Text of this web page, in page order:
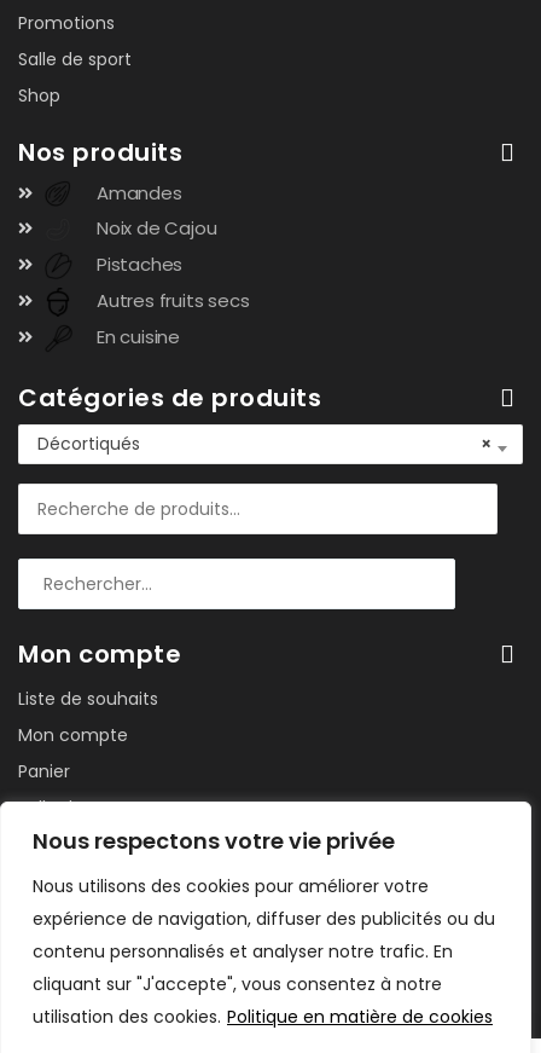
Nous respectons votre vie privée
Nous utilisons des cookies pour améliorer votre
expérience de navigation, diffuser des publicités ou du
contenu personnalisés et analyser notre trafic. En
cliquant sur "J'accepte", vous consentez à notre
utilisation des cookies. Politique en matière de cookies
Promotions
Salle de sport
Shop
Nos produits
Amandes
Noix de Cajou
Pistaches
Autres fruits secs
En cuisine
Catégories de produits
×
Décortiqués
Mon compte
Liste de souhaits
Mon compte
Panier
Salle de sport
Suivi de commande
Tableau de bord